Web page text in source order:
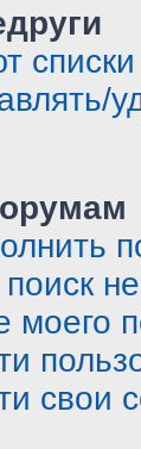
моего
свои